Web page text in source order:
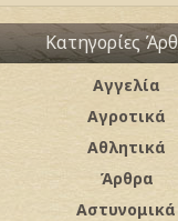
Κατηγορίες
Αγγελία
Αγροτικά
Αθλητικά
Άρθρα
Αστυνομικά